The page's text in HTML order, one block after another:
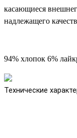
касающиеся
надлежащего
94% хлопок 6%
Технические